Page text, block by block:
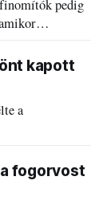
finomítók pedig
kapott
a
fogorvost